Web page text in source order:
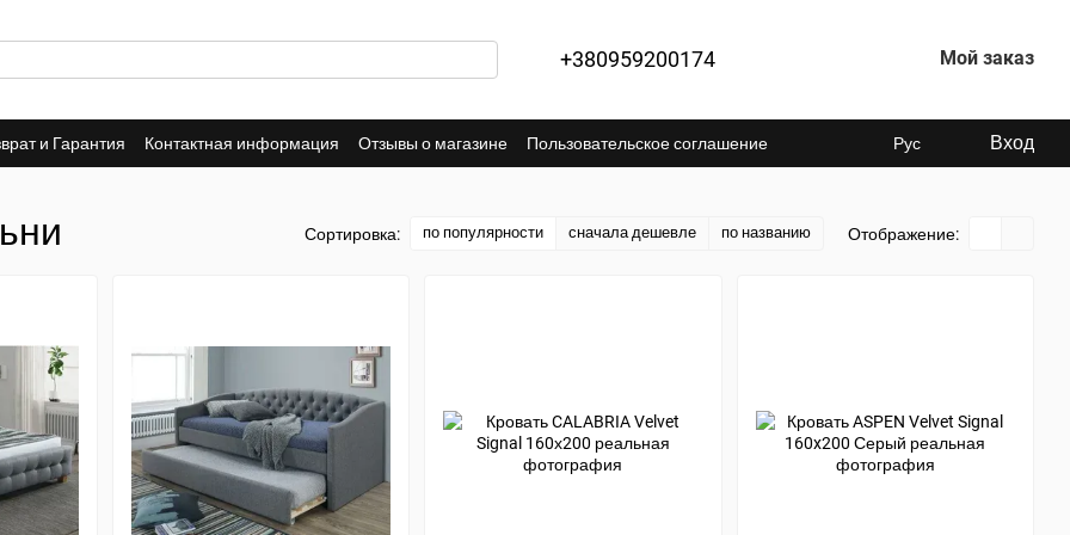
+380959200174 Мой заказ
и Гарантия Контактная информация Отзывы о магазине
Пользовательское соглашение
Рус Вход
Сортировка: по популярности сначала дешевле по названию Отображение: